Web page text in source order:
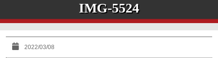
IMG-5524
2022/03/08